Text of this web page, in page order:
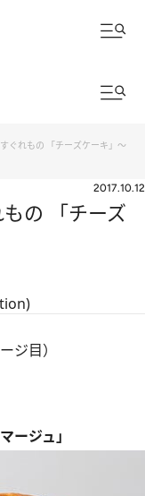
ぐれもの 「チーズケーキ」～
2017.10.12
の 「チーズ
ジ目）
ージュ」